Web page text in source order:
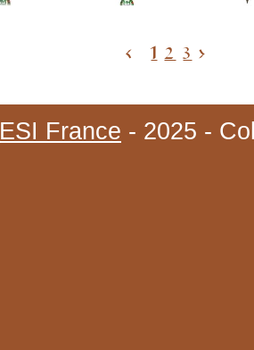
< 1 2 3 >
ESI France - 2025 -